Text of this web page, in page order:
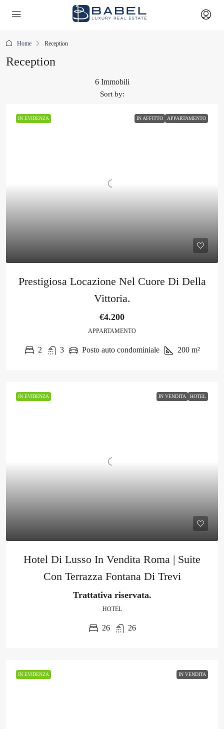
Home Reception
Reception
6 Immobili
Sort by:
IN EVIDENZA IN AFFITTO APPARTAMENTO
Prestigiosa Locazione Nel Cuore Di Della
Vittoria.
€4.200
APPARTAMENTO
2 3 Posto auto condominiale 200 m²
IN EVIDENZA IN VENDITA HOTEL
Hotel Di Lusso In Vendita Roma | Suite
Con Terrazza Fontana Di Trevi
Trattativa riservata.
HOTEL
26 26
IN EVIDENZA IN VENDITA